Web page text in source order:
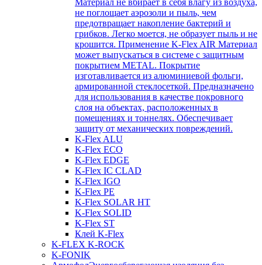
Материал не вбирает в себя влагу из воздуха,
не поглощает аэрозоли и пыль, чем
предотвращает накопление бактерий и
грибков. Легко моется, не образует пыль и не
крошится. Применение K-Flex AIR Материал
может выпускаться в системе c защитным
покрытием METAL. Покрытие
изготавливается из алюминиевой фольги,
армированной стеклосеткой. Предназначено
для использования в качестве покровного
слоя на объектах, расположенных в
помещениях и тоннелях. Обеспечивает
защиту от механических повреждений.
K-Flex ALU
K-Flex ECO
K-Flex EDGE
K-Flex IC CLAD
K-Flex IGO
K-Flex PE
K-Flex SOLAR HT
K-Flex SOLID
K-Flex ST
Клей K-Flex
K-FLEX K-ROCK
K-FONIK